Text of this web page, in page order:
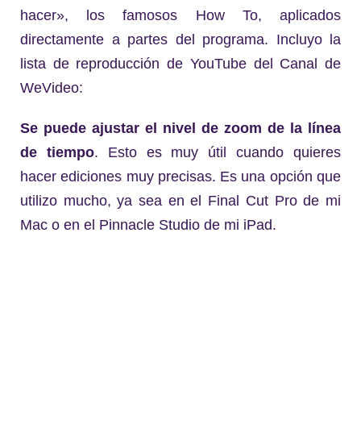
hacer», los famosos How To, aplicados
directamente a partes del programa. Incluyo la
lista de reproducción de YouTube del Canal de
WeVideo:
Se puede ajustar el nivel de zoom de la línea
de tiempo. Esto es muy útil cuando quieres
hacer ediciones muy precisas. Es una opción que
utilizo mucho, ya sea en el Final Cut Pro de mi
Mac o en el Pinnacle Studio de mi iPad.